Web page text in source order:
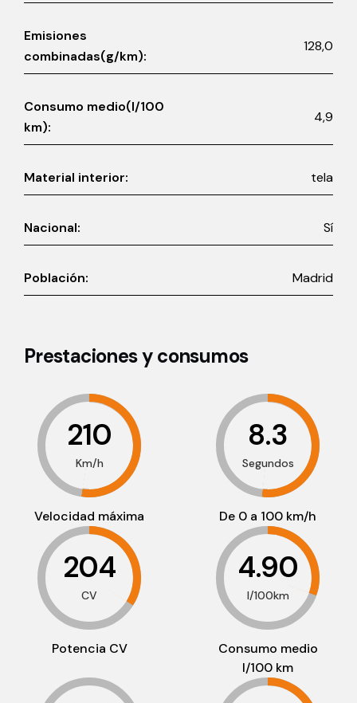
Emisiones
combinadas(g/km):
128,0
Consumo medio(l/100
km):
4,9
Material interior: tela
Nacional: Sí
Población: Madrid
Prestaciones y consumos
210
Km/h
Velocidad máxima
8.3
Segundos
De 0 a 100 km/h
204
CV
Potencia CV
4.90
l/100km
Consumo medio
l/100 km